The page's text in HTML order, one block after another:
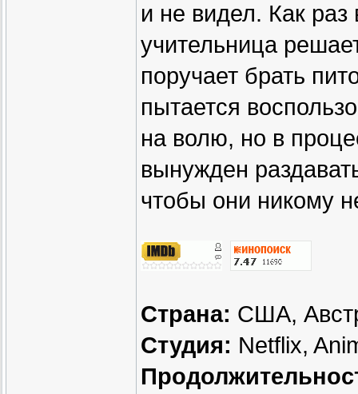
и не видел. Как
учительница
поручает брать
пытается
на волю, но в
вынужден
чтобы они никому
Страна: США,
Студия: Netflix,